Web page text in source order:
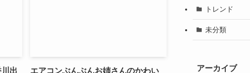
出
エアコンぶんぶんお姉さんのかわい
トレンド
未分類
アーカイブ